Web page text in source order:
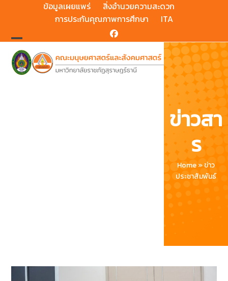
ข้อมูลเผยแพร่
สิ่งอำนวยความสะดวก
การประกันคุณภาพการศึกษา
ITA
Facebook
Open
mobile
Close
mobile
ข่าวสา
ร
Home»ข่าว
ประชาสัมพันธ์